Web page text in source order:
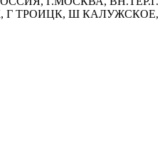
Г ТРОИЦК, Ш КАЛУЖСКОЕ,